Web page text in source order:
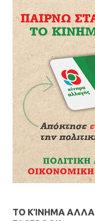
ΤΟ ΚΊΝΗΜΑ